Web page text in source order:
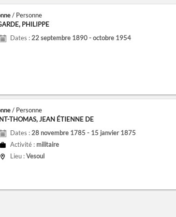
/ Personne
PHILIPPE
Dates : 22 septembre 1890 - octobre 1954
/ Personne
THOMAS, JEAN ÉTIENNE DE
Dates : 28 novembre 1785 - 15 janvier 1875
Activité : militaire
Lieu :Vesoul